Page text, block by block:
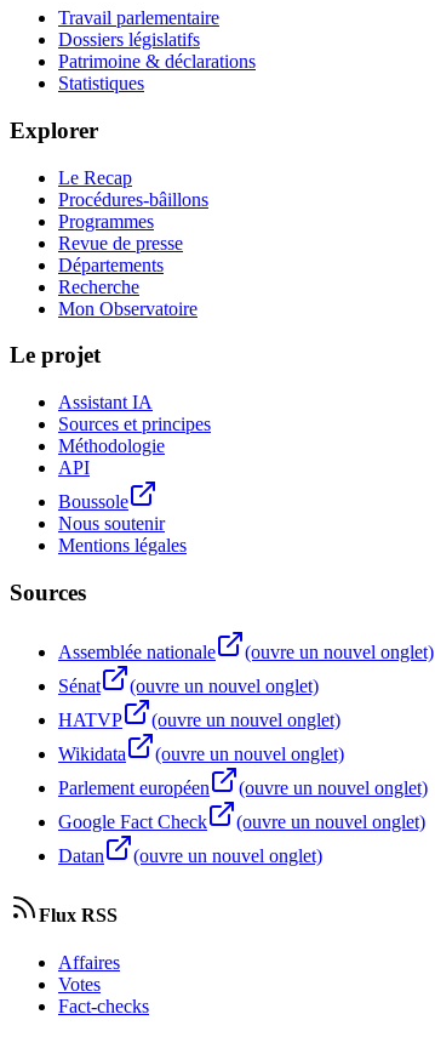
Travail parlementaire
Dossiers législatifs
Patrimoine & déclarations
Statistiques
Explorer
Le Recap
Procédures-bâillons
Programmes
Revue de presse
Départements
Recherche
Mon Observatoire
Le projet
Assistant IA
Sources et principes
Méthodologie
API
Boussole
Nous soutenir
Mentions légales
Sources
Assemblée nationale
(ouvre un nouvel onglet)
Sénat
(ouvre un nouvel onglet)
HATVP
(ouvre un nouvel onglet)
Wikidata
(ouvre un nouvel onglet)
Parlement européen
(ouvre un nouvel onglet)
Google Fact Check
(ouvre un nouvel onglet)
Datan
(ouvre un nouvel onglet)
Flux RSS
Affaires
Votes
Fact-checks